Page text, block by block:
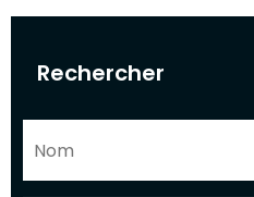
Rechercher